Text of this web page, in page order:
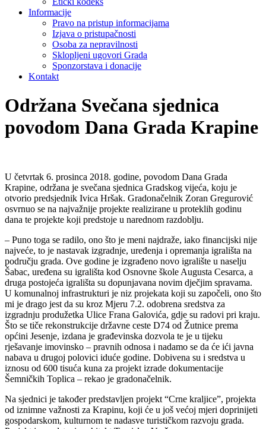
Informacije
Pravo na pristup informacijama
Izjava o pristupačnosti
Osoba za nepravilnosti
Sklopljeni ugovori Grada
Sponzorstava i donacije
Kontakt
Održana Svečana sjednica
povodom Dana Grada Krapine
U četvrtak 6. prosinca 2018. godine, povodom Dana Grada
Krapine, održana je svečana sjednica Gradskog vijeća, koju je
otvorio predsjednik Ivica Hršak. Gradonačelnik Zoran Gregurović
osvrnuo se na najvažnije projekte realizirane u proteklih godinu
dana te projekte koji predstoje u narednom razdoblju.
– Puno toga se radilo, ono što je meni najdraže, iako financijski nije
najveće, to je nastavak izgradnje, uređenja i opremanja igrališta na
području grada. Ove godine je izgrađeno novo igralište u naselju
Šabac, uređena su igrališta kod Osnovne škole Augusta Cesarca, a
druga postojeća igrališta su dopunjavana novim dječjim spravama.
U komunalnoj infrastrukturi je niz projekata koji su započeli, ono što
mi je drago jest da su kroz Mjeru 7.2. odobrena sredstva za
izgradnju produžetka Ulice Frana Galovića, gdje su radovi pri kraju.
Što se tiče rekonstrukcije državne ceste D74 od Žutnice prema
općini Jesenje, izdana je građevinska dozvola te je u tijeku
rješavanje imovinsko – pravnih odnosa i nadamo se da će ići javna
nabava u drugoj polovici iduće godine. Dobivena su i sredstva u
iznosu od 600 tisuća kuna za projekt izrade dokumentacije
Šemničkih Toplica – rekao je gradonačelnik.
Na sjednici je također predstavljen projekt “Crne kraljice”, projekta
od iznimne važnosti za Krapinu, koji će u još većoj mjeri doprinijeti
gospodarskom, kulturnom te nadasve turističkom razvoju grada.